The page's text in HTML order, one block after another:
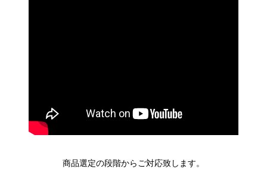
商品選定の段階からご対応致します。